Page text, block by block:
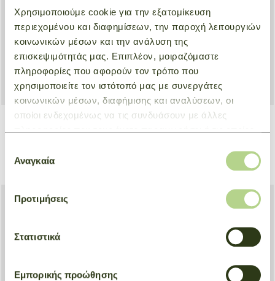
Χρησιμοποιούμε cookie για την εξατομίκευση
περιεχομένου και διαφημίσεων, την παροχή λειτουργιών
κοινωνικών μέσων και την ανάλυση της
επισκεψιμότητάς μας. Επιπλέον, μοιραζόμαστε
πληροφορίες που αφορούν τον τρόπο που
χρησιμοποιείτε τον ιστότοπό μας με συνεργάτες
κοινωνικών μέσων, διαφήμισης και αναλύσεων, οι
οποίοι ενδεχομένως να τις συνδυάσουν με άλλες
πληροφορίες που τους έχετε παραχωρήσει ή τις οποίες
των υπηρεσιών τους.
συγκατάθεσης
Αναγκαία
Προτιμήσεις
Στατιστικά
Εμπορικής προώθησης
Κίτρινο
€ 130,00